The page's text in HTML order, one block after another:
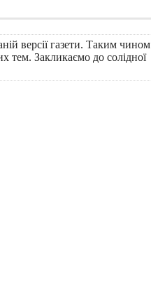
версії газети. Таким чином
тем. Закликаємо до солідної